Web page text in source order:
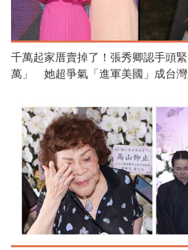
千萬起家厝賣掉了！張秀卿認手頭
萬」 她超爭氣「進軍美國」成台